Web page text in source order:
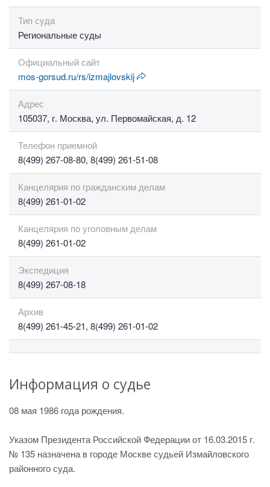
Тип суда
Региональные суды
Официальный сайт
mos-gorsud.ru/rs/izmajlovskij
Адрес
105037, г. Москва, ул. Первомайская, д. 12
Телефон приемной
8(499) 267-08-80, 8(499) 261-51-08
Канцелярия по гражданским делам
8(499) 261-01-02
Канцелярия по уголовным делам
8(499) 261-01-02
Экспедиция
8(499) 267-08-18
Архив
8(499) 261-45-21, 8(499) 261-01-02
Информация о судье
08 мая 1986 года рождения.
Указом Президента Российской Федерации от 16.03.2015 г.
№ 135 назначена в городе Москве судьей Измайловского
районного суда.